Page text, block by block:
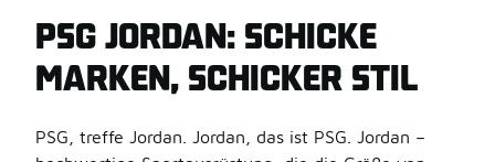
PSG JORDAN: SCHICKE
MARKEN, SCHICKER STIL
PSG, treffe Jordan. Jordan, das ist PSG. Jordan –